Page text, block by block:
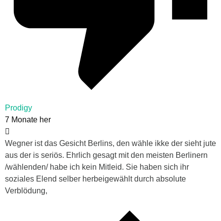
Prodigy
7 Monate her
Wegner ist das Gesicht Berlins, den wähle ikke der sieht jute
aus der is seriös. Ehrlich gesagt mit den meisten Berlinern
/wählenden/ habe ich kein Mitleid. Sie haben sich ihr
soziales Elend selber herbeigewählt durch absolute
Verblödung,